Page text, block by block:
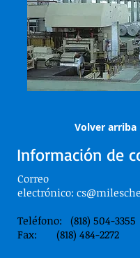
Volver arriba
Información de
Correo
electrónico:
Teléfono: (818) 504-3355
Fax: (818) 484-2272